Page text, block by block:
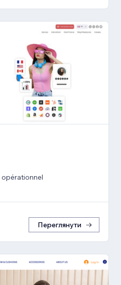
opérationnel
Переглянути